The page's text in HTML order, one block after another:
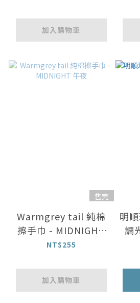
加入購物車
售完
Warmgrey tail 純棉
擦手巾 - MIDNIGHT
午夜
NT$255
加入購物車
明
調